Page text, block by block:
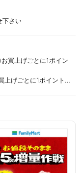
下さい
買上げごとに1ポイン
げごとに1ポイント進